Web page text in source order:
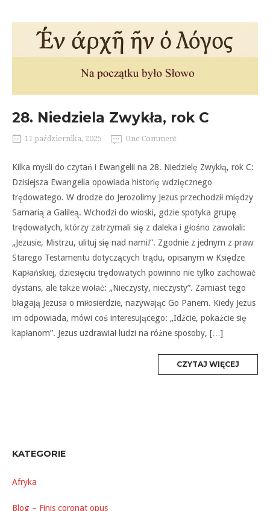
28. Niedziela Zwykła, rok C
11 października, 2025 One Comment
Kilka myśli do czytań i Ewangelii na 28. Niedzielę Zwykłą, rok C:
Dzisiejsza Ewangelia opowiada historię wdzięcznego
trędowatego. W drodze do Jerozolimy Jezus przechodził między
Samarią a Galileą. Wchodzi do wioski, gdzie spotyka grupę
trędowatych, którzy zatrzymali się z daleka i głośno zawołali:
„Jezusie, Mistrzu, ulituj się nad nami!”. Zgodnie z jednym z praw
Starego Testamentu dotyczących trądu, opisanym w Księdze
Kapłańskiej, dziesięciu trędowatych powinno nie tylko zachować
dystans, ale także wołać: „Nieczysty, nieczysty”. Zamiast tego
błagają Jezusa o miłosierdzie, nazywając Go Panem. Kiedy Jezus
im odpowiada, mówi coś interesującego: „Idźcie, pokażcie się
kapłanom”. Jezus uzdrawiał ludzi na różne sposoby, […]
CZYTAJ WIĘCEJ
KATEGORIE
Afryka
Blog – Finis coronat opus